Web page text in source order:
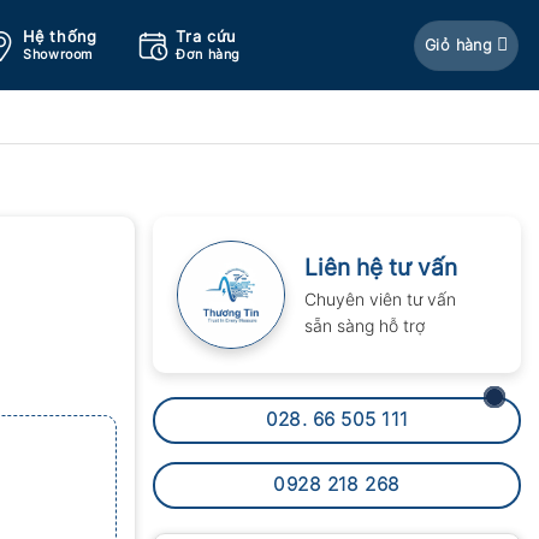
Hệ thống
Showroom
Tra cứu
Đơn hàng
Giỏ hàng
Liên hệ tư vấn
Chuyên viên tư vấn
sẵn sàng hỗ trợ
028. 66 505 111
0928 218 268